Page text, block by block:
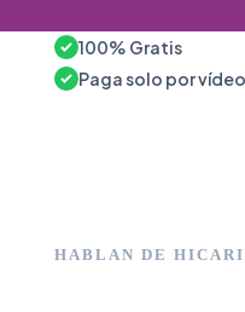
100% Gratis
Paga solo por vídeo
HABLAN DE HICARI